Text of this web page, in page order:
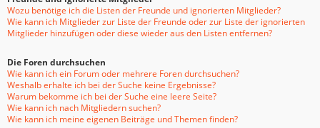
Wozu benötige ich die Listen der Freunde und ignorierten Mitglieder?
Wie kann ich Mitglieder zur Liste der Freunde oder zur Liste der ignorierten
Mitglieder hinzufügen oder diese wieder aus den Listen entfernen?
Die Foren durchsuchen
Wie kann ich ein Forum oder mehrere Foren durchsuchen?
Weshalb erhalte ich bei der Suche keine Ergebnisse?
Warum bekomme ich bei der Suche eine leere Seite?
Wie kann ich nach Mitgliedern suchen?
Wie kann ich meine eigenen Beiträge und Themen finden?